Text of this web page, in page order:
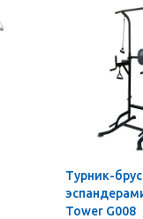
Турник-
Tower G008